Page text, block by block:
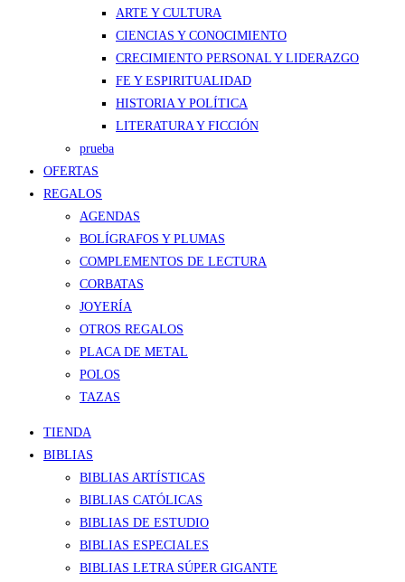
ARTE Y CULTURA
CIENCIAS Y CONOCIMIENTO
CRECIMIENTO PERSONAL Y LIDERAZGO
FE Y ESPIRITUALIDAD
HISTORIA Y POLÍTICA
LITERATURA Y FICCIÓN
prueba
OFERTAS
REGALOS
AGENDAS
BOLÍGRAFOS Y PLUMAS
COMPLEMENTOS DE LECTURA
CORBATAS
JOYERÍA
OTROS REGALOS
PLACA DE METAL
POLOS
TAZAS
TIENDA
BIBLIAS
BIBLIAS ARTÍSTICAS
BIBLIAS CATÓLICAS
BIBLIAS DE ESTUDIO
BIBLIAS ESPECIALES
BIBLIAS LETRA SÚPER GIGANTE